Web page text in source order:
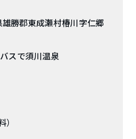
勝郡東成瀬村椿川字仁郷
バスで須川温泉